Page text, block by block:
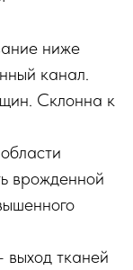
ниже
канал.
Склонна к
врожденной
тканей